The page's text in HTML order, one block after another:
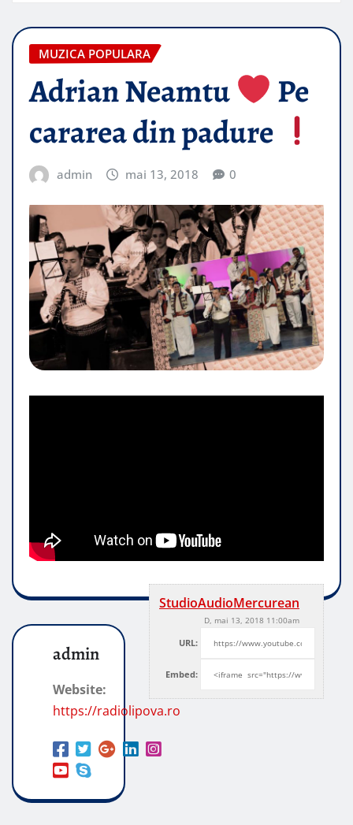
MUZICA POPULARA
Adrian Neamtu
Pe
cararea din padure
admin mai 13, 2018 0
StudioAudioMercurean
D, mai 13, 2018 11:00am
URL:
Embed:
admin
Website:
https://radiolipova.ro